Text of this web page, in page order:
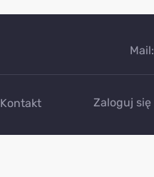
Mail:
Kontakt Zaloguj się